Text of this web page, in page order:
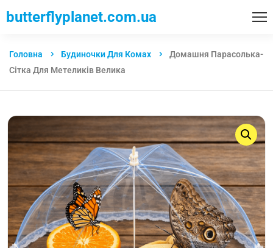
butterflyplanet.com.ua
Головна Будиночки Для Комах
Домашня Парасолька-
Сітка Для Метеликів Велика